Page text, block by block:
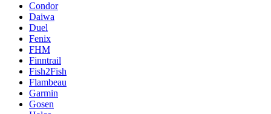
Condor
Daiwa
Duel
Fenix
FHM
Finntrail
Fish2Fish
Flambeau
Garmin
Gosen